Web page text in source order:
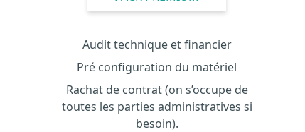
Audit technique et financier
Pré configuration du matériel
Rachat de contrat (on s’occupe de
toutes les parties administratives si
besoin).